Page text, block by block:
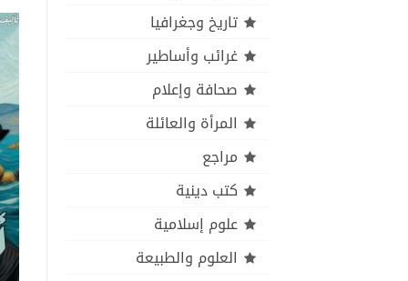
تاريخ وجغرافيا
غرائب وأساطير
صحافة وإعلام
المرأة والعائلة
مراجع
كتب دينية
علوم إسلامية
العلوم والطبيعة